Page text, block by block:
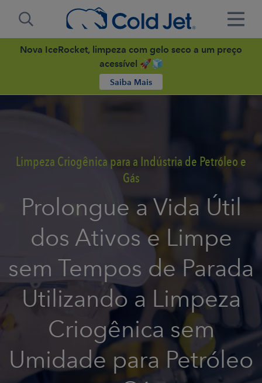
Nova IceRocket, limpeza com gelo seco a um preço
acessível 🚀🧊
Saiba Mais
Limpeza Criogênica para a Indústria de Petróleo e
Gás
Prolongue a Vida Útil
dos Ativos e Limpe
sem Tempos de Parada
Utilizando a Limpeza
Criogênica sem
Umidade para Petróleo